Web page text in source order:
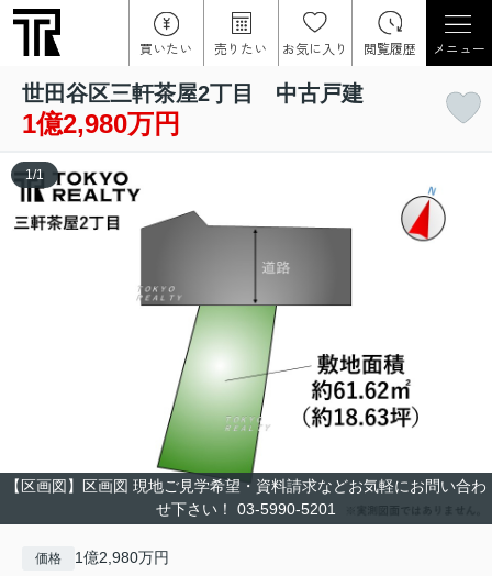
買いたい 売りたい お気に入り 閲覧履歴 メニュー
世田谷区三軒茶屋2丁目 中古戸建
1億2,980万円
【区画図】区画図 現地ご見学希望・資料請求などお気軽にお問い合わ
せ下さい！ 03-5990-5201
1/1
価格 1億2,980万円